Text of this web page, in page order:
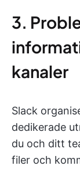
3.
kanaler
Slack
dedikerade
du och ditt
filer och